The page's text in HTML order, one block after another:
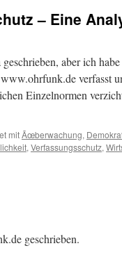
– Eine
aber ich
verfasst
Einzelnormen
mitÃœberwachung,
, Verfassungsschutz,
geschrieben.